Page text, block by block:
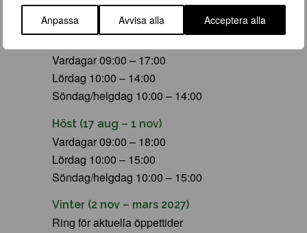
Anpassa Avvisa alla Acceptera alla
Söndag/helgdag 10:00 – 16:00
Vardagar 09:00 – 17:00
Lördag 10:00 – 14:00
Söndag/helgdag 10:00 – 14:00
Höst (17 aug – 1 nov)
Vardagar 09:00 – 18:00
Lördag 10:00 – 15:00
Söndag/helgdag 10:00 – 15:00
Vinter (2 nov – mars 2027)
Ring för aktuella öppettider